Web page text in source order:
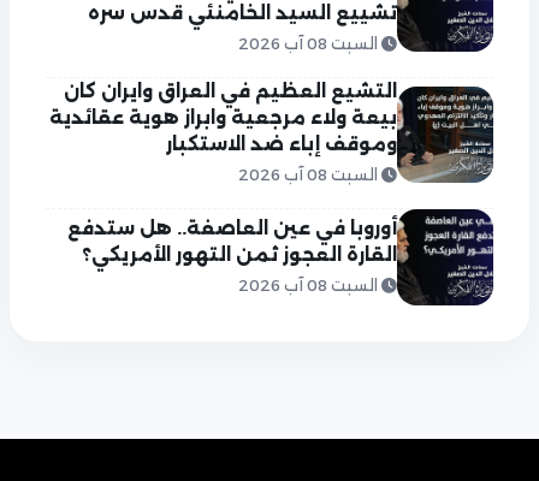
تشييع السيد الخامنئي قدس سره
السبت 08 آب 2026
التشيع العظيم في العراق وايران كان
بيعة ولاء مرجعية وابراز هوية عقائدية
وموقف إباء ضد الاستكبار
السبت 08 آب 2026
أوروبا في عين العاصفة.. هل ستدفع
القارة العجوز ثمن التهور الأمريكي؟
السبت 08 آب 2026